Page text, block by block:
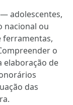
adolescentes,
nacional ou
ferramentas,
o
elaboração de
das